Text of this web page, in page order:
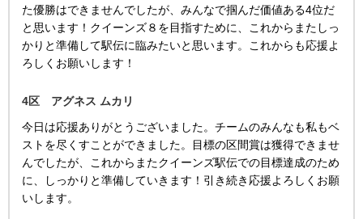
た優勝はできませんでしたが、みんなで掴んだ価値ある4位だ
と思います！クイーンズ８を目指すために、これからまたしっ
かりと準備して駅伝に臨みたいと思います。これからも応援よ
ろしくお願いします！
4区 アグネス ムカリ
今日は応援ありがとうございました。チームのみんなも私もベ
ストを尽くすことができました。目標の区間賞は獲得できませ
んでしたが、これからまたクイーンズ駅伝での目標達成のため
に、しっかりと準備していきます！引き続き応援よろしくお願
いします。